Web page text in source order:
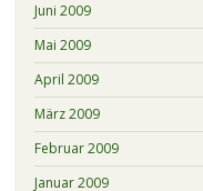
Juni 2009
Mai 2009
April 2009
März 2009
Februar 2009
Januar 2009